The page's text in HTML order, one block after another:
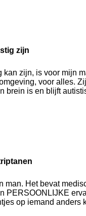
zijn
zijn, is voor mijn
voor alles.
brein is en blijft
man. Het bevat
PERSOONLIJKE
op iemand